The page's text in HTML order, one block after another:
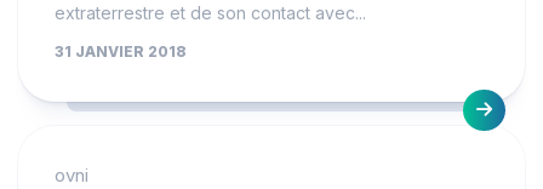
extraterrestre et de son contact avec...
31 JANVIER 2018
ovni